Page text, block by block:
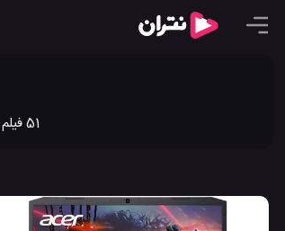
51 فیلم و مطلب را برای لپ تاپ ایسر در نتران به اشتراک گذاشته ایم. جدیدترین ویدیو کلیپ ها و مطالب لپ تاپ ایسر را در نتران ببینید.